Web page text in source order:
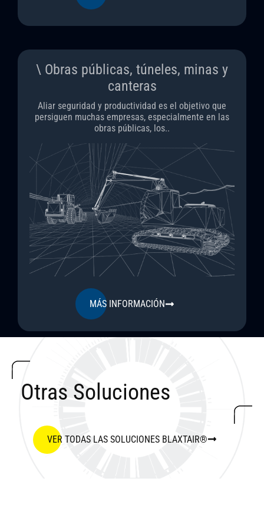
\ Obras públicas, túneles, minas y
canteras
Aliar seguridad y productividad es el objetivo que
persiguen muchas empresas, especialmente en las
obras públicas, los..
MÁS INFORMACIÓN
Otras Soluciones
VER TODAS LAS SOLUCIONES BLAXTAIR®